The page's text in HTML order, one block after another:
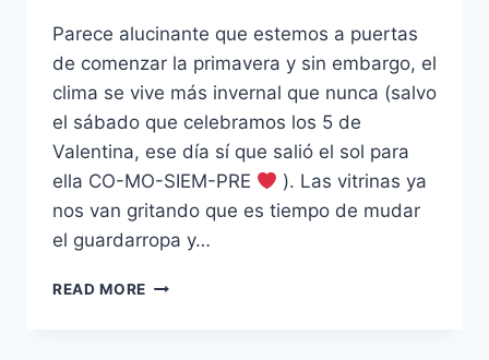
Parece alucinante que estemos a puertas
de comenzar la primavera y sin embargo, el
clima se vive más invernal que nunca (salvo
el sábado que celebramos los 5 de
Valentina, ese día sí que salió el sol para
ella CO-MO-SIEM-PRE
). Las vitrinas ya
nos van gritando que es tiempo de mudar
el guardarropa y…
READ MORE FLORES